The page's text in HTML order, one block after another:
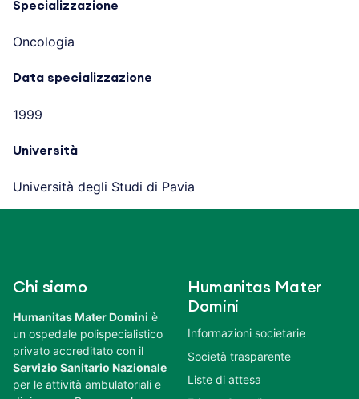
Specializzazione
Oncologia
Data specializzazione
1999
Università
Università degli Studi di Pavia
Chi siamo
Humanitas Mater Domini è
un ospedale polispecialistico
privato accreditato con il
Servizio Sanitario Nazionale
per le attività ambulatoriali e
Humanitas Mater
Domini
Informazioni societarie
Società trasparente
Liste di attesa